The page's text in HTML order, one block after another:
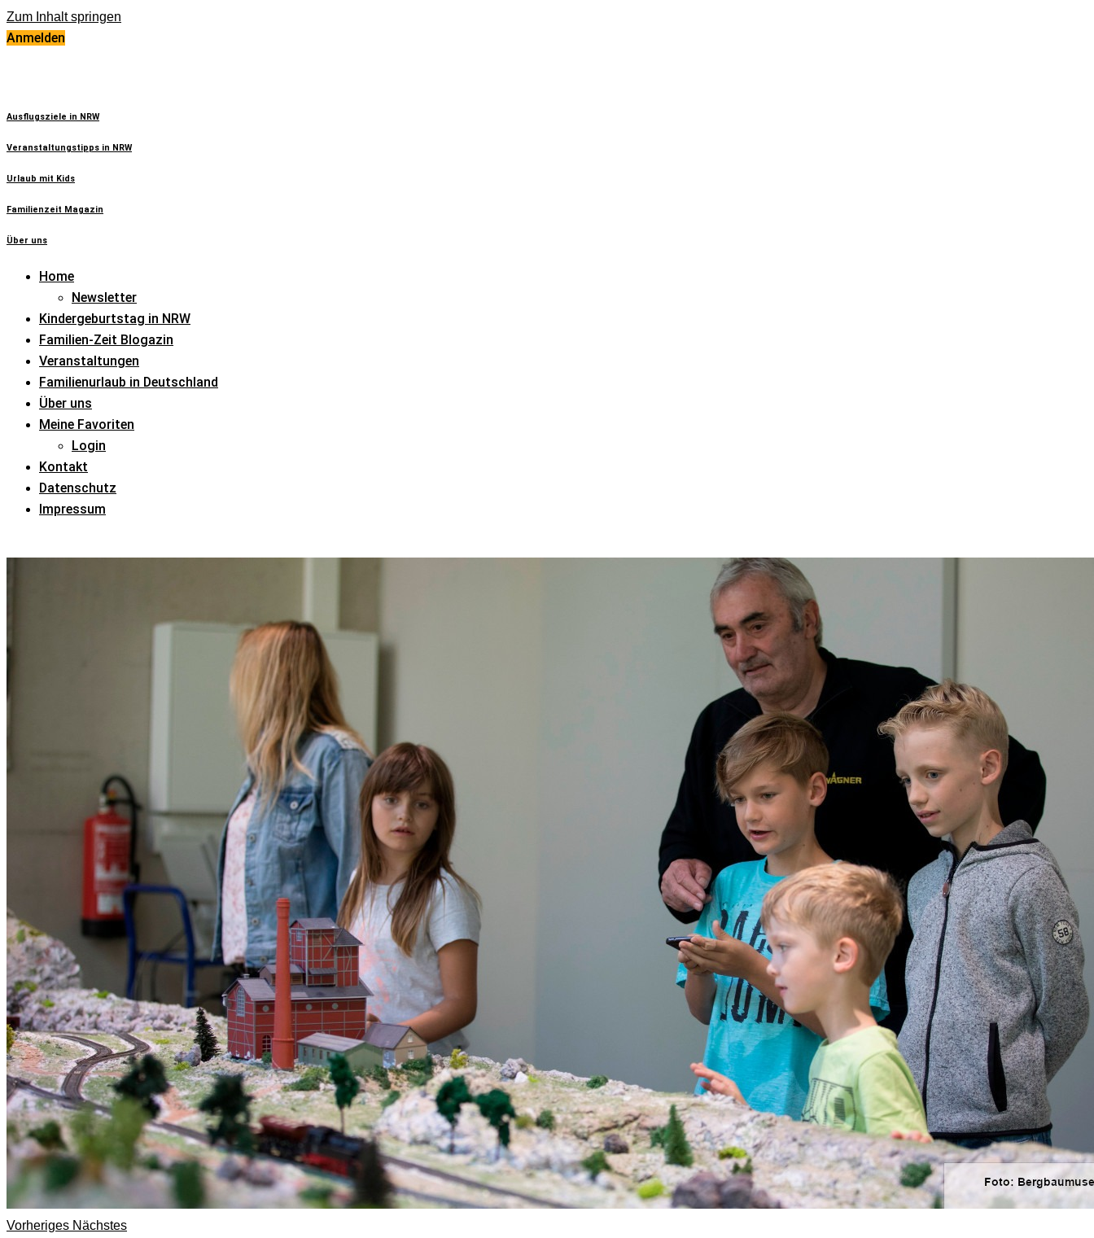
Zum Inhalt springen
Anmelden
Ausflugsziele in NRW
Veranstaltungstipps in NRW
Urlaub mit Kids
Familienzeit Magazin
Über uns
Home
Newsletter
Kindergeburtstag in NRW
Familien-Zeit Blogazin
Veranstaltungen
Familienurlaub in Deutschland
Über uns
Meine Favoriten
Login
Kontakt
Datenschutz
Impressum
Vorheriges Nächstes